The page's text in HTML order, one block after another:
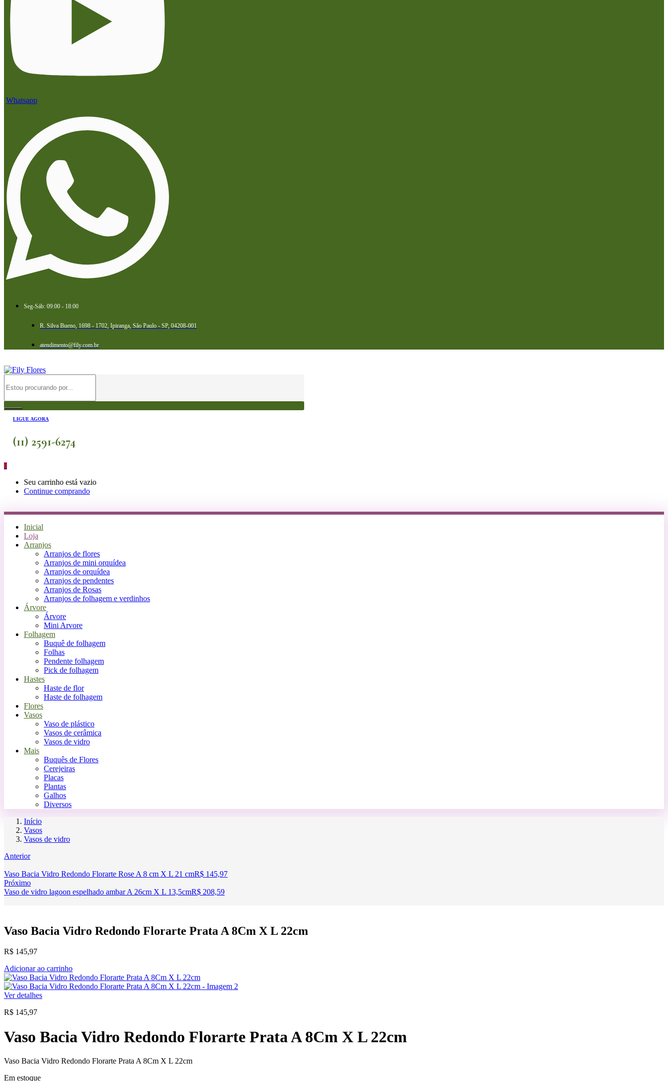
Whatsapp
Seg-Sáb: 09:00 - 18:00
R. Silva Bueno, 1698 - 1702, Ipiranga, São Paulo - SP, 04208-001
atendimento@fily.com.br
LIGUE AGORA
(11) 2591-6274
0
Seu carrinho está vazio
Continue comprando
Inicial
Loja
Arranjos
Arranjos de flores
Arranjos de mini orquídea
Arranjos de orquídea
Arranjos de pendentes
Arranjos de Rosas
Arranjos de folhagem e verdinhos
Árvore
Árvore
Mini Arvore
Folhagem
Buquê de folhagem
Folhas
Pendente folhagem
Pick de folhagem
Hastes
Haste de flor
Haste de folhagem
Flores
Vasos
Vaso de plástico
Vasos de cerâmica
Vasos de vidro
Mais
Buquês de Flores
Cerejeiras
Placas
Plantas
Galhos
Diversos
Início
Vasos
Vasos de vidro
Anterior
Vaso Bacia Vidro Redondo Florarte Rose A 8 cm X L 21 cmR$ 145,97
Próximo
Vaso de vidro lagoon espelhado ambar A 26cm X L 13,5cmR$ 208,59
Vaso Bacia Vidro Redondo Florarte Prata A 8Cm X L 22cm
R$ 145,97
Adicionar ao carrinho
Ver detalhes
R$ 145,97
Vaso Bacia Vidro Redondo Florarte Prata A 8Cm X L 22cm
Vaso Bacia Vidro Redondo Florarte Prata A 8Cm X L 22cm
Em estoque